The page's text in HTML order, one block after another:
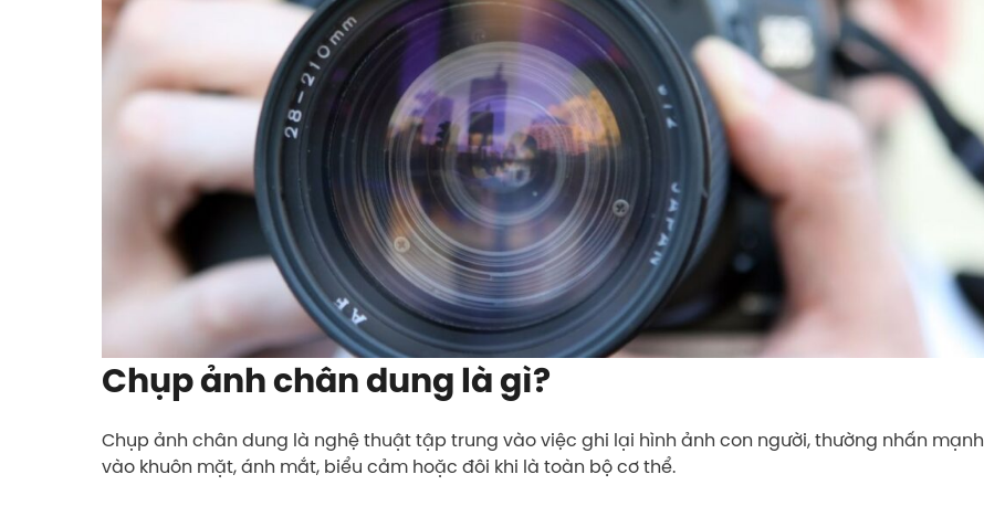
Chụp ảnh chân dung là gì?
Chụp ảnh chân dung là nghệ thuật tập trung vào việc ghi lại hình ảnh con người, thường nhấn mạnh
vào khuôn mặt, ánh mắt, biểu cảm hoặc đôi khi là toàn bộ cơ thể.